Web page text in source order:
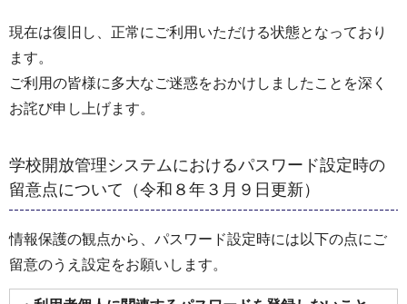
現在は復旧し、正常にご利用いただける状態となっており
ます。
ご利用の皆様に多大なご迷惑をおかけしましたことを深く
お詫び申し上げます。
学校開放管理システムにおけるパスワード設定時の
留意点について（令和８年３月９日更新）
情報保護の観点から、パスワード設定時には以下の点にご
留意のうえ設定をお願いします。